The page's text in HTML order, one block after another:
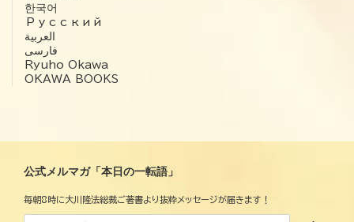
한국어
Русский
العربية‏
فارسی
Ryuho Okawa
OKAWA BOOKS
公式メルマガ「本日の一転語」
毎朝8時に大川隆法総裁ご著書より抜粋メッセージが届きます！